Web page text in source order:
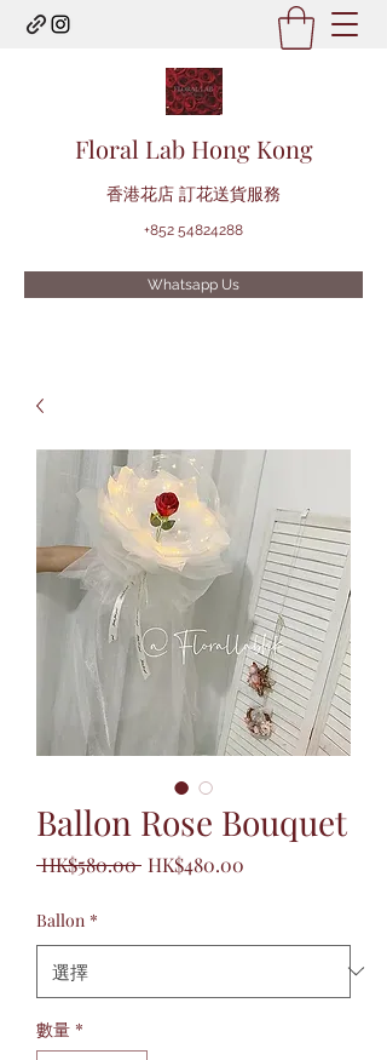
Floral Lab Hong Kong
​香港花店 訂花送貨服務
+852 54824288
Whatsapp Us
Ballon Rose Bouquet
HK$580.00 一
格
HK$480.00
格
Ballon *
數量 *